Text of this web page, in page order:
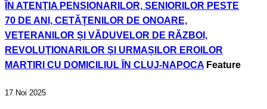
ÎN ATENŢIA PENSIONARILOR, SENIORILOR PESTE
70 DE ANI, CETĂȚENILOR DE ONOARE,
VETERANILOR ȘI VĂDUVELOR DE RĂZBOI,
REVOLUŢIONARILOR ȘI URMAȘILOR EROILOR
MARTIRI CU DOMICILIUL ȊN CLUJ-NAPOCA Feature
17 Noi 2025